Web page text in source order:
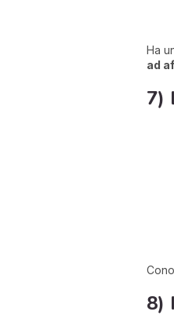
Ha
ad
7)
8)